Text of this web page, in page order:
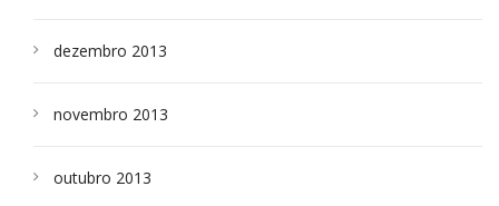
dezembro 2013
novembro 2013
outubro 2013